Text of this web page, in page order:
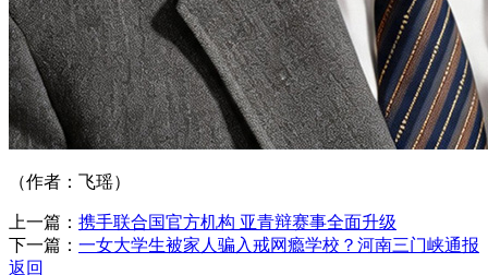
（作者：飞瑶）
上一篇： 携手联合国官方机构 亚青辩赛事全面升级
下一篇： 一女大学生被家人骗入戒网瘾学校？河南三门峡通报
返回